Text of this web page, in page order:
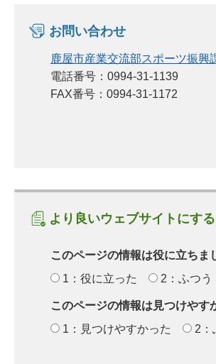
お問い合わせ
鹿屋市産業交流部スポーツ振興
電話番号：0994-31-1139
FAX番号：0994-31-1172
より良いウェブサイトにす
このページの情報は役に立ちま
1：役に立った
2：ふつう
このページの情報は見つけやす
1：見つけやすかった
2：